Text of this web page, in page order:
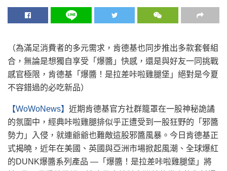
（為滿足消費者的多元需求，肯德基也同步推出多款套餐組
合，無論是想獨自享受「爆醬」快感，還是與好友一同挑戰
感官極限，肯德基「爆醬！是拉差咔啦雞腿堡」絕對是今夏
不容錯過的必吃新品）
【WoWoNews】 近期肯德基官方社群籠罩在一股神秘詭譎
的氛圍中，經典咔啦雞腿排似乎正遭受到一股狂野的「邪醬
勢力」入侵，就連爺爺也難敵這股邪醬風暴。今日肯德基正
式揭曉，近年在美國、英國與亞洲市場掀起風潮、全球爆紅
的DUNK爆醬系列產品 —「爆醬！是拉差咔啦雞腿堡」將